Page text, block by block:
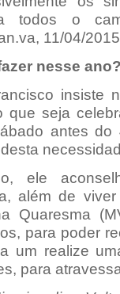
todos o
, 11/04/
nesse
insiste
que seja
antes do
ele
além de
Quaresma
para poder
um realize
para